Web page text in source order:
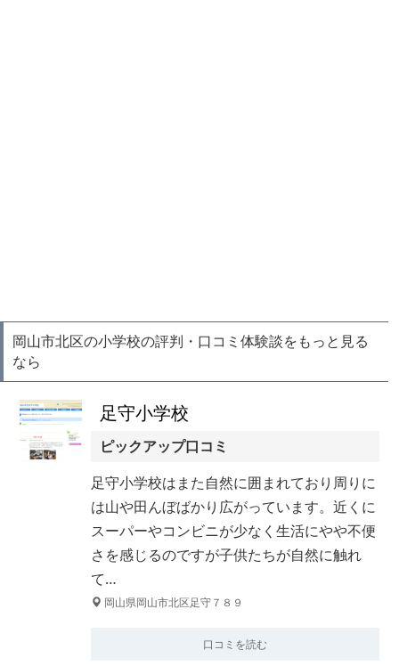
岡山市北区の小学校の評判・口コミ体験談をもっと見る
なら
足守小学校
ピックアップ口コミ
足守小学校はまた自然に囲まれており周りに
は山や田んぼばかり広がっています。近くに
スーパーやコンビニが少なく生活にやや不便
さを感じるのですが子供たちが自然に触れ
て…
岡山県岡山市北区足守７８９
口コミを読む